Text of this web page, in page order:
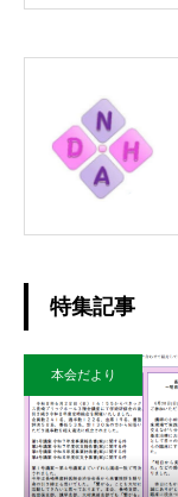
特集記事
本会だより